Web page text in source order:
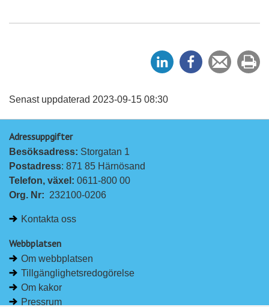
e
e
Tipsa
en
ut
Senast uppdaterad 2023-09-15 08:30
Adressuppgifter
Besöksadress: Storgatan 1
Postadress: 871 85 Härnösand
Telefon, växel: 0611-800 00
Org. Nr: 232100-0206
Kontakta oss
Webbplatsen
Om webbplatsen
Tillgänglighetsredogörelse
Om kakor
Pressrum